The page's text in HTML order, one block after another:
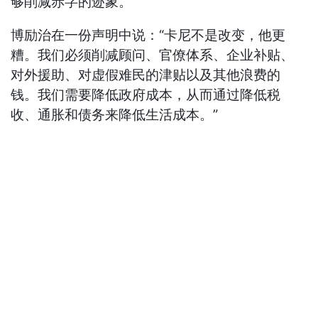
博励治在一份声明中说：“卡尼不是改变，他更
糟。我们必须削减顾问、官僚体系、企业补贴、
对外援助、对虚假难民的津贴以及其他浪费的
钱。我们需要降低政府成本，从而通过降低税
收、通胀和债务来降低生活成本。”